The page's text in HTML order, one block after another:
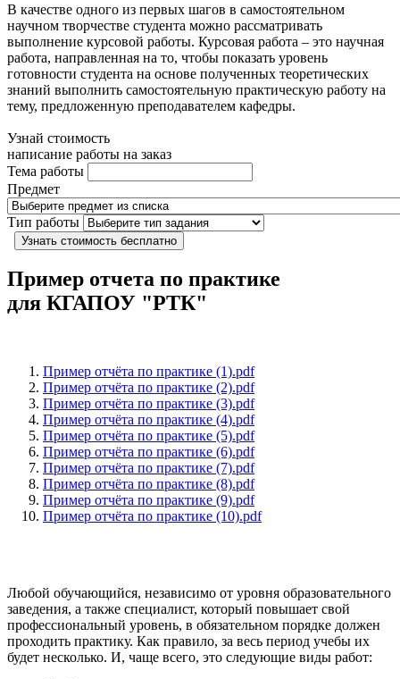
В качестве одного из первых шагов в самостоятельном
научном творчестве студента можно рассматривать
выполнение курсовой работы. Курсовая работа – это научная
работа, направленная на то, чтобы показать уровень
готовности студента на основе полученных теоретических
знаний выполнить самостоятельную практическую работу на
тему, предложенную преподавателем кафедры.
Узнай стоимость
написание работы на заказ
Тема работы
Предмет
Тип работы
Узнать стоимость бесплатно
Пример отчета по практике
для КГАПОУ "РТК"
Пример отчёта по практике (1).pdf
Пример отчёта по практике (2).pdf
Пример отчёта по практике (3).pdf
Пример отчёта по практике (4).pdf
Пример отчёта по практике (5).pdf
Пример отчёта по практике (6).pdf
Пример отчёта по практике (7).pdf
Пример отчёта по практике (8).pdf
Пример отчёта по практике (9).pdf
Пример отчёта по практике (10).pdf
Любой обучающийся, независимо от уровня образовательного
заведения, а также специалист, который повышает свой
профессиональный уровень, в обязательном порядке должен
проходить практику. Как правило, за весь период учебы их
будет несколько. И, чаще всего, это следующие виды работ: